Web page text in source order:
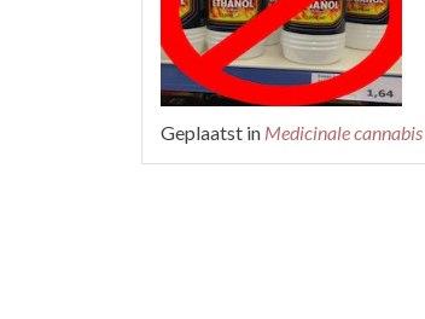
Geplaatst in Medicinale cannabis